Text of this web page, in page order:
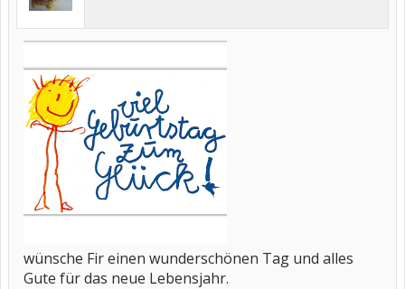
wünsche Fir einen wunderschönen Tag und alles
Gute für das neue Lebensjahr.